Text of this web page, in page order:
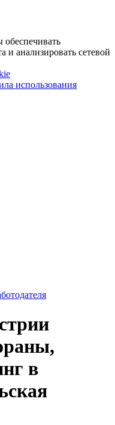
и анализировать сетевой
использования
в